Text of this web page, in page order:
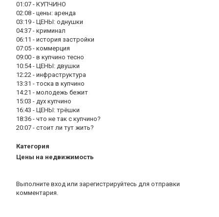
01:07 - КУПЧИНО
02:08 - цены: аренда
03:19 - ЦЕНЫ: однушки
04:37 - криминал
06:11 - история застройки
07:05 - коммерция
09:00 - в купчино тесно
10:54 - ЦЕНЫ: двушки
12:22 - инфраструктура
13:31 - тоска в купчино
14:21 - молодежь бежит
15:03 - дух купчино
16:43 - ЦЕНЫ: трёшки
18:36 - что не так с купчино?
20:07 - стоит ли тут жить?
Категория
Цены на недвижимость
Выполните вход или зарегистрируйтесь для отправки
комментария.